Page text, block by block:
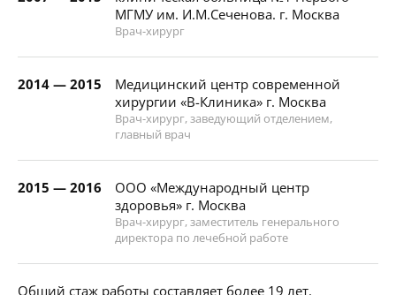
МГМУ им. И.М.Сеченова. г. Москва
Врач-хирург
2014 — 2015
Медицинский центр современной
хирургии «В-Клиника» г. Москва
Врач-хирург, заведующий отделением,
главный врач
2015 — 2016
ООО «Международный центр
здоровья» г. Москва
Врач-хирург, заместитель генерального
директора по лечебной работе
Общий стаж работы составляет более 19 лет.